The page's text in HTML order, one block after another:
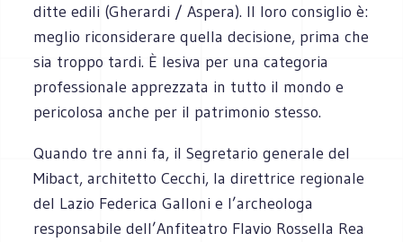
ditte edili (Gherardi / Aspera). Il loro consiglio è:
meglio riconsiderare quella decisione, prima che
sia troppo tardi. È lesiva per una categoria
professionale apprezzata in tutto il mondo e
pericolosa anche per il patrimonio stesso.
Quando tre anni fa, il Segretario generale del
Mibact, architetto Cecchi, la direttrice regionale
del Lazio Federica Galloni e l’archeologa
responsabile dell’Anfiteatro Flavio Rossella Rea